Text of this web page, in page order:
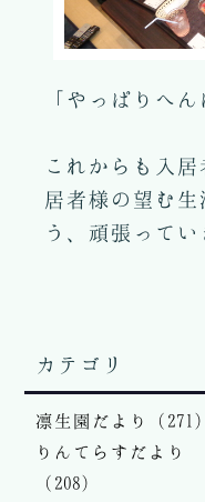
「やっぱりへ
これからも入
居者様の望む生
う、頑張って
カテゴリ
凛生園だより（271）
りんてらすだより
（208）